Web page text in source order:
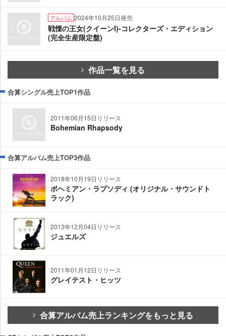
アルバム 2024年10月25日発売
戦慄の王女(クイーンI)-コレクターズ・エディション
(完全生産限定盤)
作品一覧を見る
合算シングル売上TOP1作品
2011年06月15日リリース
Bohemian Rhapsody
合算アルバム売上TOP3作品
2018年10月19日リリース
ボヘミアン・ラプソディ (オリジナル・サウンドト
ラック)
2013年12月04日リリース
ジュエルズ
2011年01月12日リリース
グレイテスト・ヒッツ
合算アルバム売上ランキングをもっと見る